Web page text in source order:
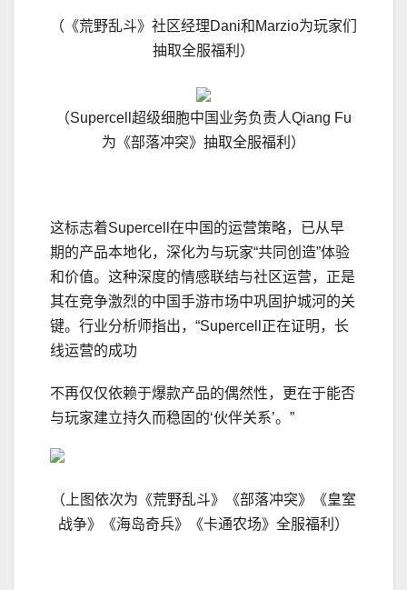
（《荒野乱斗》社区经理Dani和Marzio为玩家们
抽取全服福利）
（Supercell超级细胞中国业务负责人Qiang Fu
为《部落冲突》抽取全服福利）
这标志着Supercell在中国的运营策略，已从早
期的产品本地化，深化为与玩家“共同创造”体验
和价值。这种深度的情感联结与社区运营，正是
其在竞争激烈的中国手游市场中巩固护城河的关
键。行业分析师指出，“Supercell正在证明，长
线运营的成功
不再仅仅依赖于爆款产品的偶然性，更在于能否
与玩家建立持久而稳固的‘伙伴关系’。”
（上图依次为《荒野乱斗》《部落冲突》《皇室
战争》《海岛奇兵》《卡通农场》全服福利）